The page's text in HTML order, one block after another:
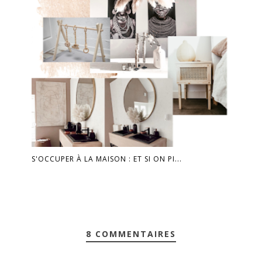
S'OCCUPER À LA MAISON : ET SI ON PI...
8 COMMENTAIRES